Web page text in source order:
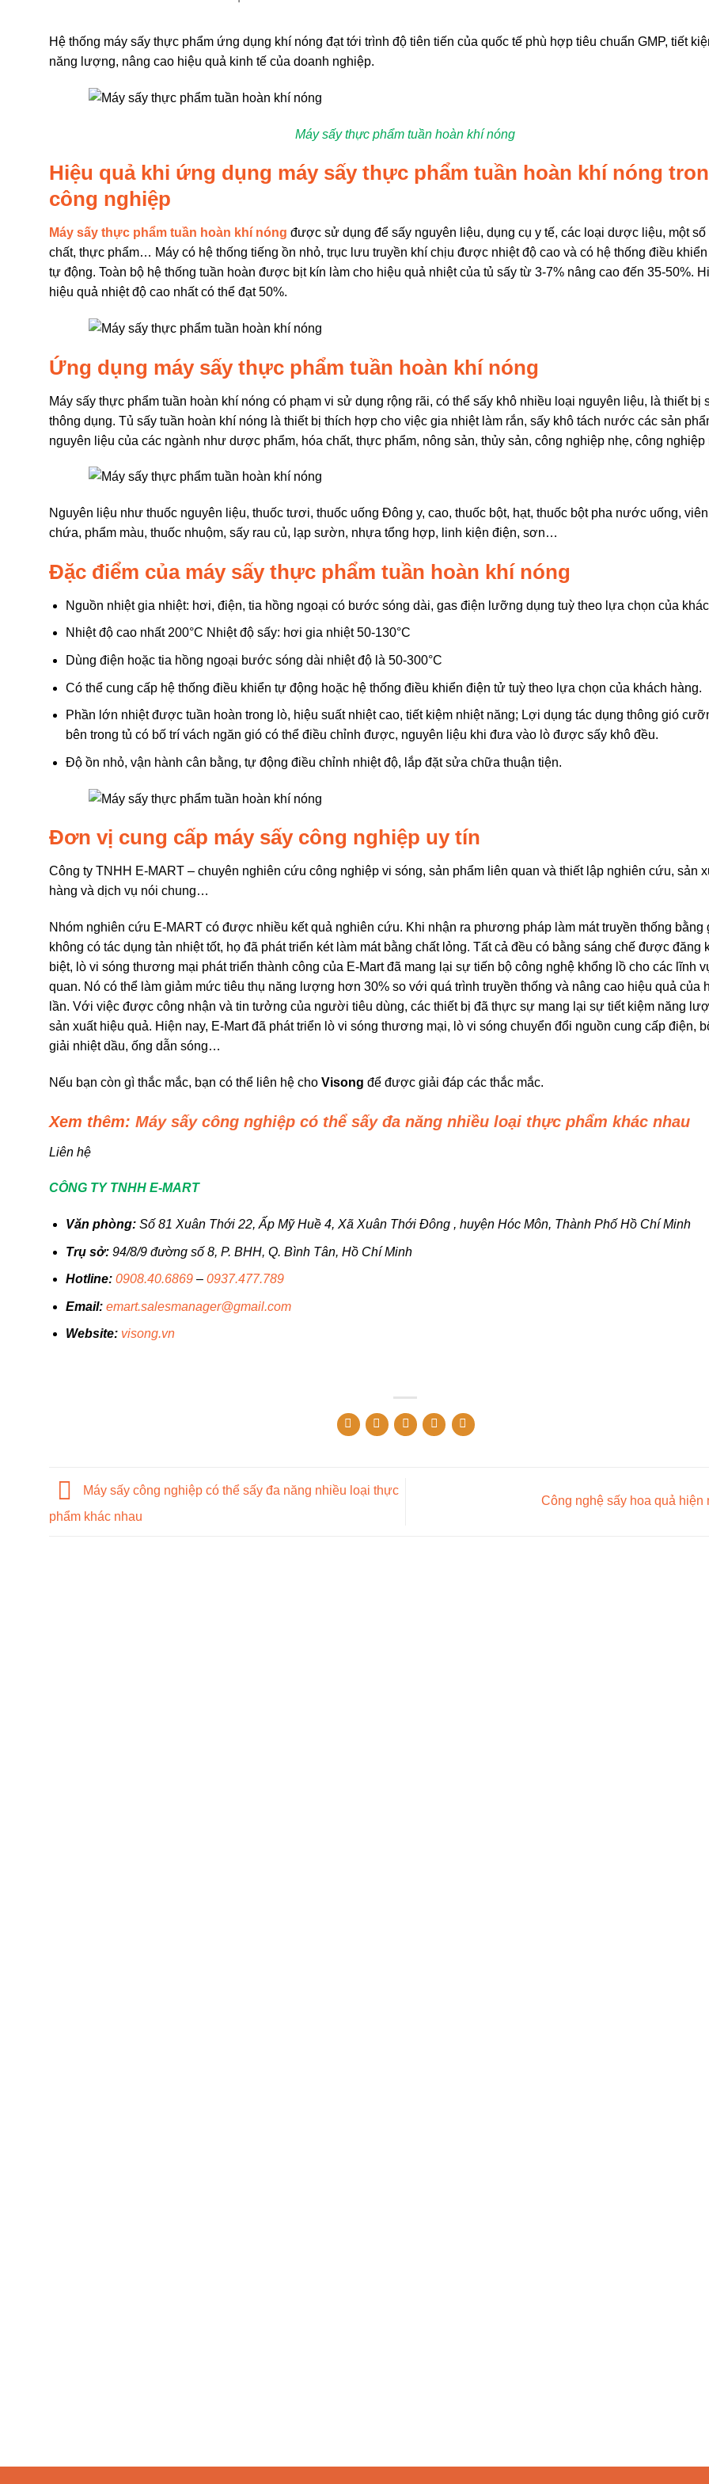
Hệ thống máy sấy thực phẩm ứng dụng khí nóng đạt tới trình độ tiên tiến của quốc tế phù hợp tiêu chuẩn GMP, tiết
năng lượng, nâng cao hiệu quả kinh tế của doanh nghiệp.
Máy sấy thực phẩm tuần hoàn khí nóng
Hiệu quả khi ứng dụng máy sấy thực phẩm tuần hoàn khí nóng
công nghiệp
Máy sấy thực phẩm tuần hoàn khí nóng được sử dụng để sấy nguyên liệu, dụng cụ y tế, các loại dược liệu, một số
chất, thực phẩm… Máy có hệ thống tiếng ồn nhỏ, trục lưu truyền khí chịu được nhiệt độ cao và có hệ thống điều
tự động. Toàn bộ hệ thống tuần hoàn được bịt kín làm cho hiệu quả nhiệt của tủ sấy từ 3-7% nâng cao đến 35-50%.
hiệu quả nhiệt độ cao nhất có thể đạt 50%.
Ứng dụng máy sấy thực phẩm tuần hoàn khí nóng
Máy sấy thực phẩm tuần hoàn khí nóng có phạm vi sử dụng rộng rãi, có thể sấy khô nhiều loại nguyên liệu, là thiết bị
thông dụng. Tủ sấy tuần hoàn khí nóng là thiết bị thích hợp cho việc gia nhiệt làm rắn, sấy khô tách nước các sản
nguyên liệu của các ngành như dược phẩm, hóa chất, thực phẩm, nông sản, thủy sản, công nghiệp nhẹ, công nghiệp
Nguyên liệu như thuốc nguyên liệu, thuốc tươi, thuốc uống Đông y, cao, thuốc bột, hạt, thuốc bột pha nước uống,
chứa, phẩm màu, thuốc nhuộm, sấy rau củ, lạp sườn, nhựa tổng hợp, linh kiện điện, sơn…
Đặc điểm của máy sấy thực phẩm tuần hoàn khí nóng
Nguồn nhiệt gia nhiệt: hơi, điện, tia hồng ngoại có bước sóng dài, gas điện lưỡng dụng tuỳ theo lựa chọn của
Nhiệt độ cao nhất 200°C Nhiệt độ sấy: hơi gia nhiệt 50-130°C
Dùng điện hoặc tia hồng ngoại bước sóng dài nhiệt độ là 50-300°C
Có thể cung cấp hệ thống điều khiển tự động hoặc hệ thống điều khiển điện tử tuỳ theo lựa chọn của khách hàng.
Phần lớn nhiệt được tuần hoàn trong lò, hiệu suất nhiệt cao, tiết kiệm nhiệt năng; Lợi dụng tác dụng thông gió
bên trong tủ có bố trí vách ngăn gió có thể điều chỉnh được, nguyên liệu khi đưa vào lò được sấy khô đều.
Độ ồn nhỏ, vận hành cân bằng, tự động điều chỉnh nhiệt độ, lắp đặt sửa chữa thuận tiện.
Đơn vị cung cấp máy sấy công nghiệp uy tín
Công ty TNHH E-MART – chuyên nghiên cứu công nghiệp vi sóng, sản phẩm liên quan và thiết lập nghiên cứu, sản
hàng và dịch vụ nói chung…
Nhóm nghiên cứu E-MART có được nhiều kết quả nghiên cứu. Khi nhận ra phương pháp làm mát truyền thống bằng
không có tác dụng tản nhiệt tốt, họ đã phát triển két làm mát bằng chất lỏng. Tất cả đều có bằng sáng chế được đăng
biệt, lò vi sóng thương mại phát triển thành công của E-Mart đã mang lại sự tiến bộ công nghệ khổng lồ cho các lĩnh
quan. Nó có thể làm giảm mức tiêu thụ năng lượng hơn 30% so với quá trình truyền thống và nâng cao hiệu quả của
lần. Với việc được công nhận và tin tưởng của người tiêu dùng, các thiết bị đã thực sự mang lại sự tiết kiệm năng
sản xuất hiệu quả. Hiện nay, E-Mart đã phát triển lò vi sóng thương mại, lò vi sóng chuyển đổi nguồn cung cấp điện,
giải nhiệt dầu, ống dẫn sóng…
Nếu bạn còn gì thắc mắc, bạn có thể liên hệ cho Visong để được giải đáp các thắc mắc.
Xem thêm: Máy sấy công nghiệp có thể sấy đa năng nhiều loại thực phẩm khác nhau
Liên hệ
CÔNG TY TNHH E-MART
Văn phòng:Số 81 Xuân Thới 22, Ấp Mỹ Huề 4, Xã Xuân Thới Đông , huyện Hóc Môn, Thành Phố Hồ Chí Minh
Trụ sở:94/8/9 đường số 8, P. BHH, Q. Bình Tân, Hồ Chí Minh
Hotline: 0908.40.6869– 0937.477.789
Email: emart.salesmanager@gmail.com
Website: visong.vn
Máy sấy công nghiệp có thể sấy đa năng nhiều loại thực
phẩm khác nhau
Công nghệ sấy hoa quả hiện